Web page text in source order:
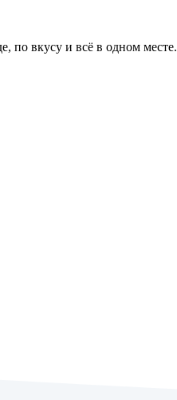
по вкусу и всё в одном месте.